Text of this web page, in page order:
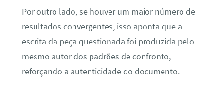
Por outro lado, se houver um maior número de
resultados convergentes, isso aponta que a
escrita da peça questionada foi produzida pelo
mesmo autor dos padrões de confronto,
reforçando a autenticidade do documento.